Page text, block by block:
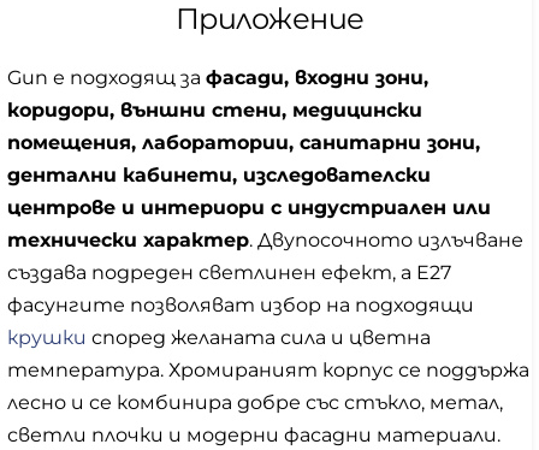
Приложение
Gun е подходящ за фасади, входни зони,
коридори, външни стени, медицински
помещения, лаборатории, санитарни зони,
дентални кабинети, изследователски
центрове и интериори с индустриален или
технически характер. Двупосочното излъчване
създава подреден светлинен ефект, а E27
фасунгите позволяват избор на подходящи
крушки според желаната сила и цветна
температура. Хромираният корпус се поддържа
лесно и се комбинира добре със стъкло, метал,
светли плочки и модерни фасадни материали.